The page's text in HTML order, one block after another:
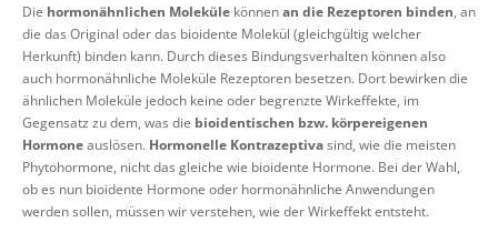
Die hormonähnlichen Moleküle könnenan die Rezeptoren binden, an
die das Original oder das bioidente Molekül (gleichgültig welcher
Herkunft) binden kann. Durch dieses Bindungsverhalten können also
auch hormonähnliche Moleküle Rezeptoren besetzen. Dort bewirken die
ähnlichen Moleküle jedoch keine oder begrenzte Wirkeffekte, im
Gegensatz zu dem, was die bioidentischen bzw. körpereigenen
Hormoneauslösen. Hormonelle Kontrazeptivasind, wie die meisten
Phytohormone, nicht das gleiche wie bioidente Hormone. Bei der Wahl,
ob es nun bioidente Hormone oder hormonähnliche Anwendungen
werden sollen, müssen wir verstehen, wie der Wirkeffekt entsteht.